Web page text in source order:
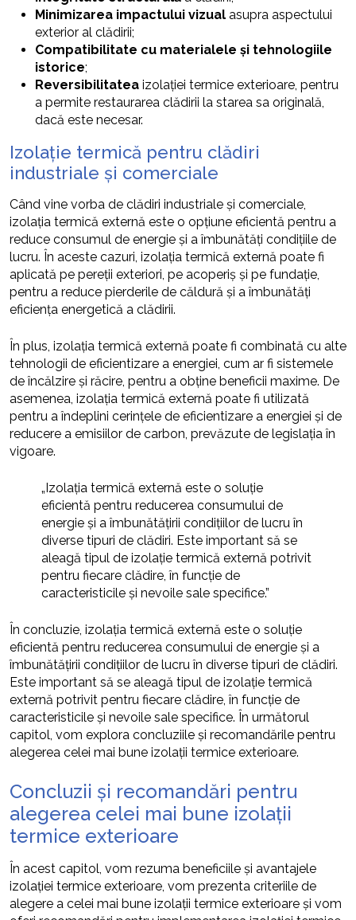
Minimizarea impactului vizual asupra aspectului
exterior al clădirii;
Compatibilitate cu materialele și tehnologiile
istorice;
Reversibilitatea izolației termice exterioare, pentru
a permite restaurarea clădirii la starea sa originală,
dacă este necesar.
Izolație termică pentru clădiri
industriale și comerciale
Când vine vorba de clădiri industriale și comerciale,
izolația termică externă este o opțiune eficientă pentru a
reduce consumul de energie și a îmbunătăți condițiile de
lucru. În aceste cazuri, izolația termică externă poate fi
aplicată pe pereții exteriori, pe acoperiș și pe fundație,
pentru a reduce pierderile de căldură și a îmbunătăți
eficiența energetică a clădirii.
În plus, izolația termică externă poate fi combinată cu alte
tehnologii de eficientizare a energiei, cum ar fi sistemele
de încălzire și răcire, pentru a obține beneficii maxime. De
asemenea, izolația termică externă poate fi utilizată
pentru a îndeplini cerințele de eficientizare a energiei și de
reducere a emisiilor de carbon, prevăzute de legislația în
vigoare.
„Izolația termică externă este o soluție
eficientă pentru reducerea consumului de
energie și a îmbunătățirii condițiilor de lucru în
diverse tipuri de clădiri. Este important să se
aleagă tipul de izolație termică externă potrivit
pentru fiecare clădire, în funcție de
caracteristicile și nevoile sale specifice.”
În concluzie, izolația termică externă este o soluție
eficientă pentru reducerea consumului de energie și a
îmbunătățirii condițiilor de lucru în diverse tipuri de clădiri.
Este important să se aleagă tipul de izolație termică
externă potrivit pentru fiecare clădire, în funcție de
caracteristicile și nevoile sale specifice. În următorul
capitol, vom explora concluziile și recomandările pentru
alegerea celei mai bune izolații termice exterioare.
Concluzii și recomandări pentru
alegerea celei mai bune izolații
termice exterioare
În acest capitol, vom rezuma beneficiile și avantajele
izolației termice exterioare, vom prezenta criteriile de
alegere a celei mai bune izolații termice exterioare și vom